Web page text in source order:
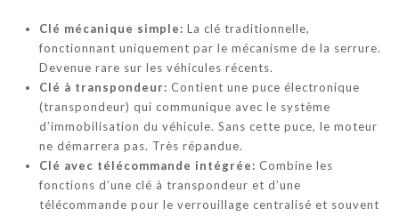
Clé mécanique simple: La clé traditionnelle,
fonctionnant uniquement par le mécanisme de la serrure.
Devenue rare sur les véhicules récents.
Clé à transpondeur: Contient une puce électronique
(transpondeur) qui communique avec le système
d’immobilisation du véhicule. Sans cette puce, le moteur
ne démarrera pas. Très répandue.
Clé avec télécommande intégrée: Combine les
fonctions d’une clé à transpondeur et d’une
télécommande pour le verrouillage centralisé et souvent